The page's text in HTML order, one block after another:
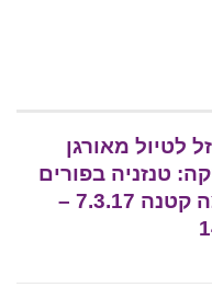
לטיול מאורגן
טנזניה בפורים
בקבוצה קטנה 7.3.17 –